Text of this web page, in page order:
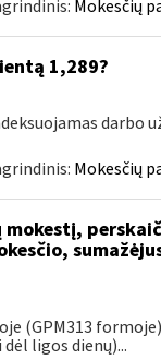
Mokesčių
1,289?
darbo
Mokesčių
(GPM313
ligos dienų)...